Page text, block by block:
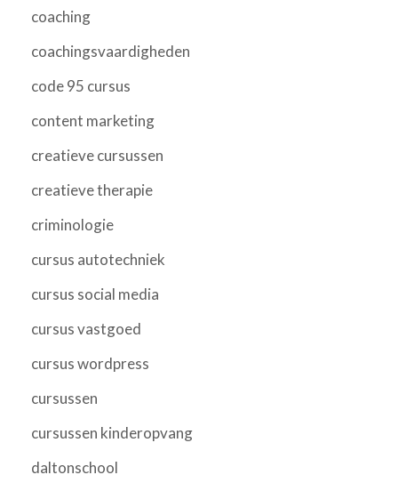
coaching
coachingsvaardigheden
code 95 cursus
content marketing
creatieve cursussen
creatieve therapie
criminologie
cursus autotechniek
cursus social media
cursus vastgoed
cursus wordpress
cursussen
cursussen kinderopvang
daltonschool